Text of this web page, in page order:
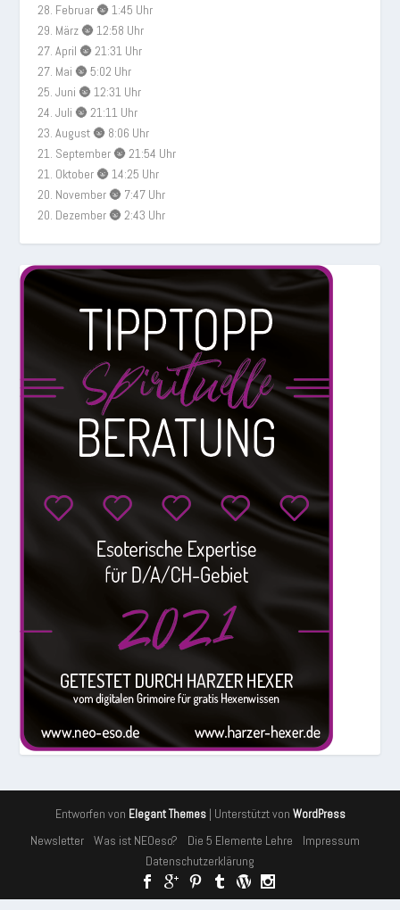
28. Februar 🌚 1:45 Uhr
29. März 🌚 12:58 Uhr
27. April 🌚 21:31 Uhr
27. Mai 🌚 5:02 Uhr
25. Juni 🌚 12:31 Uhr
24. Juli 🌚 21:11 Uhr
23. August 🌚 8:06 Uhr
21. September 🌚 21:54 Uhr
21. Oktober 🌚 14:25 Uhr
20. November 🌚 7:47 Uhr
20. Dezember 🌚 2:43 Uhr
Entworfen von Elegant Themes| Unterstützt von WordPress
Newsletter Was ist NEOeso? Die 5 Elemente Lehre
Impressum
Datenschutzerklärung